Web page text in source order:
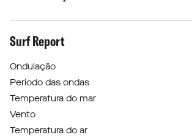
Surf Report
Ondulação
Período das ondas
Temperatura do mar
Vento
Temperatura do ar